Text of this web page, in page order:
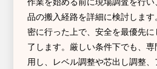
品の搬入経路を詳細に検討しま
密に行った上で、安全を最優先
了します。厳しい条件下でも、
用し、レベル調整や芯出し調整